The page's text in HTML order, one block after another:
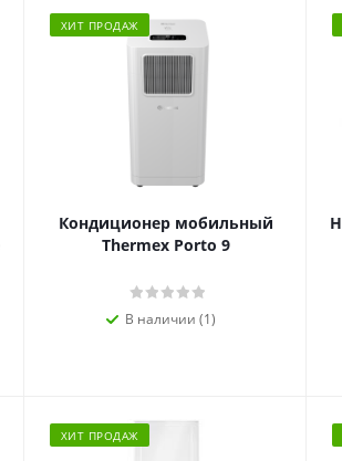
ХИТ ПРОДАЖ
Кондиционер мобильный
Thermex Porto 9
В наличии (1)
ХИТ ПРОДАЖ